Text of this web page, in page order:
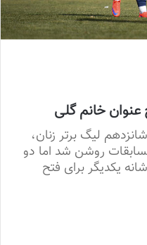
عنوان خانم گلی
لیگ برتر زنان،
روشن شد اما دو
یکدیگر برای فتح